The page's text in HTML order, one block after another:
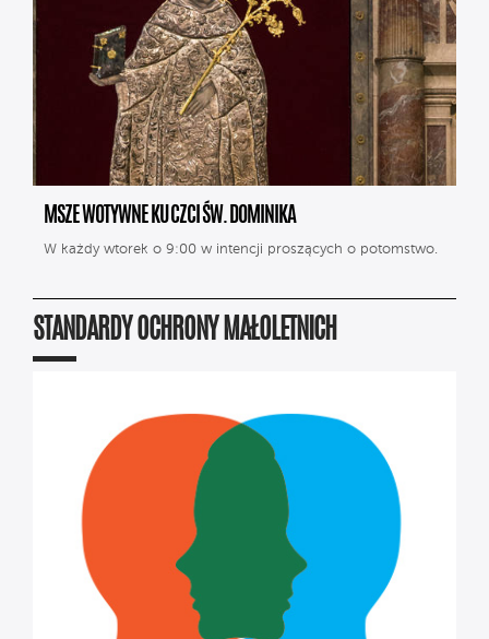
MSZE WOTYWNE KU CZCI ŚW. DOMINIKA
W każdy wtorek o 9:00 w intencji proszących o potomstwo.
STANDARDY OCHRONY MAŁOLETNICH